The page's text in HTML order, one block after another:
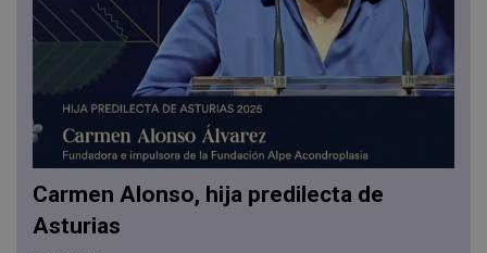
Carmen Alonso, hija predilecta de
Asturias